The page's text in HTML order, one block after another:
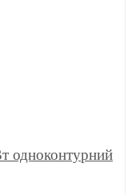
одноконтурний